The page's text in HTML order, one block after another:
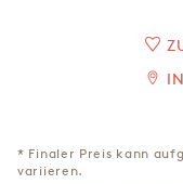
* Finaler Preis kann
variieren.